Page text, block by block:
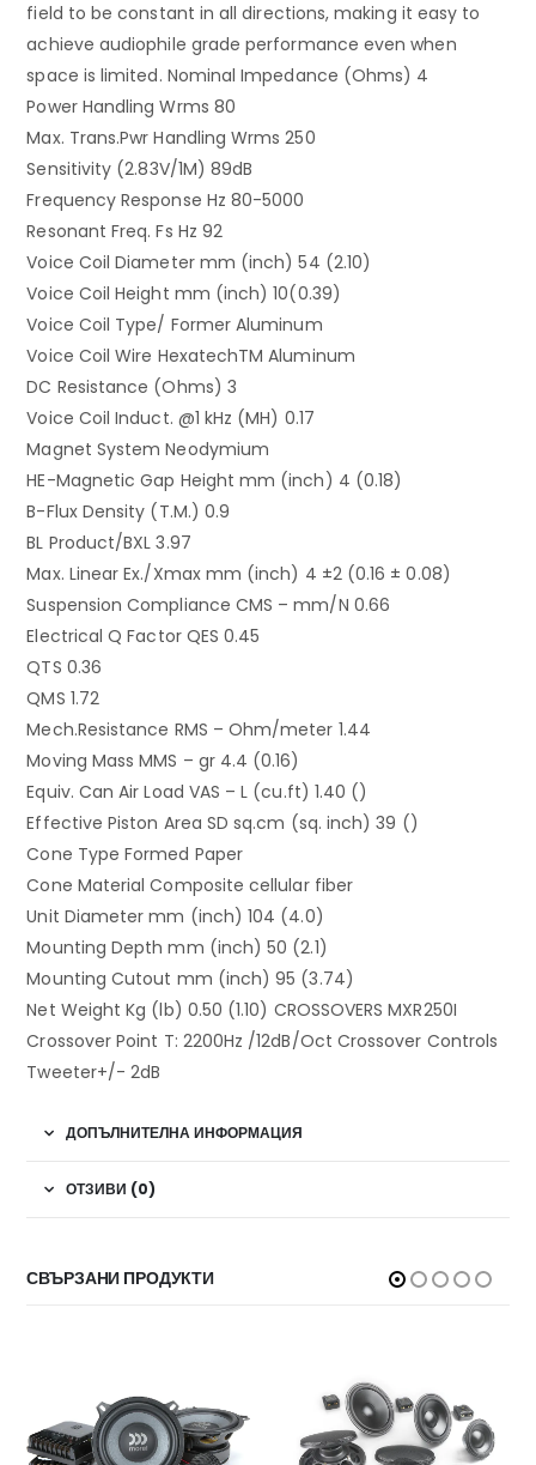
field to be constant in all directions, making it easy to
achieve audiophile grade performance even when
space is limited. Nominal Impedance (Ohms) 4
Power Handling Wrms 80
Max. Trans.Pwr Handling Wrms 250
Sensitivity (2.83V/1M) 89dB
Frequency Response Hz 80-5000
Resonant Freq. Fs Hz 92
Voice Coil Diameter mm (inch) 54 (2.10)
Voice Coil Height mm (inch) 10(0.39)
Voice Coil Type/ Former Aluminum
Voice Coil Wire HexatechTM Aluminum
DC Resistance (Ohms) 3
Voice Coil Induct. @1 kHz (MH) 0.17
Magnet System Neodymium
HE-Magnetic Gap Height mm (inch) 4 (0.18)
B-Flux Density (T.M.) 0.9
BL Product/BXL 3.97
Max. Linear Ex./Xmax mm (inch) 4 ±2 (0.16 ± 0.08)
Suspension Compliance CMS – mm/N 0.66
Electrical Q Factor QES 0.45
QTS 0.36
QMS 1.72
Mech.Resistance RMS – Ohm/meter 1.44
Moving Mass MMS – gr 4.4 (0.16)
Equiv. Can Air Load VAS – L (cu.ft) 1.40 ()
Effective Piston Area SD sq.cm (sq. inch) 39 ()
Cone Type Formed Paper
Cone Material Composite cellular fiber
Unit Diameter mm (inch) 104 (4.0)
Mounting Depth mm (inch) 50 (2.1)
Mounting Cutout mm (inch) 95 (3.74)
Net Weight Kg (lb) 0.50 (1.10) CROSSOVERS MXR250I
Crossover Point T: 2200Hz /12dB/Oct Crossover Controls
Tweeter+/- 2dB
ДОПЪЛНИТЕЛНА ИНФОРМАЦИЯ
ОТЗИВИ (0)
СВЪРЗАНИ ПРОДУКТИ